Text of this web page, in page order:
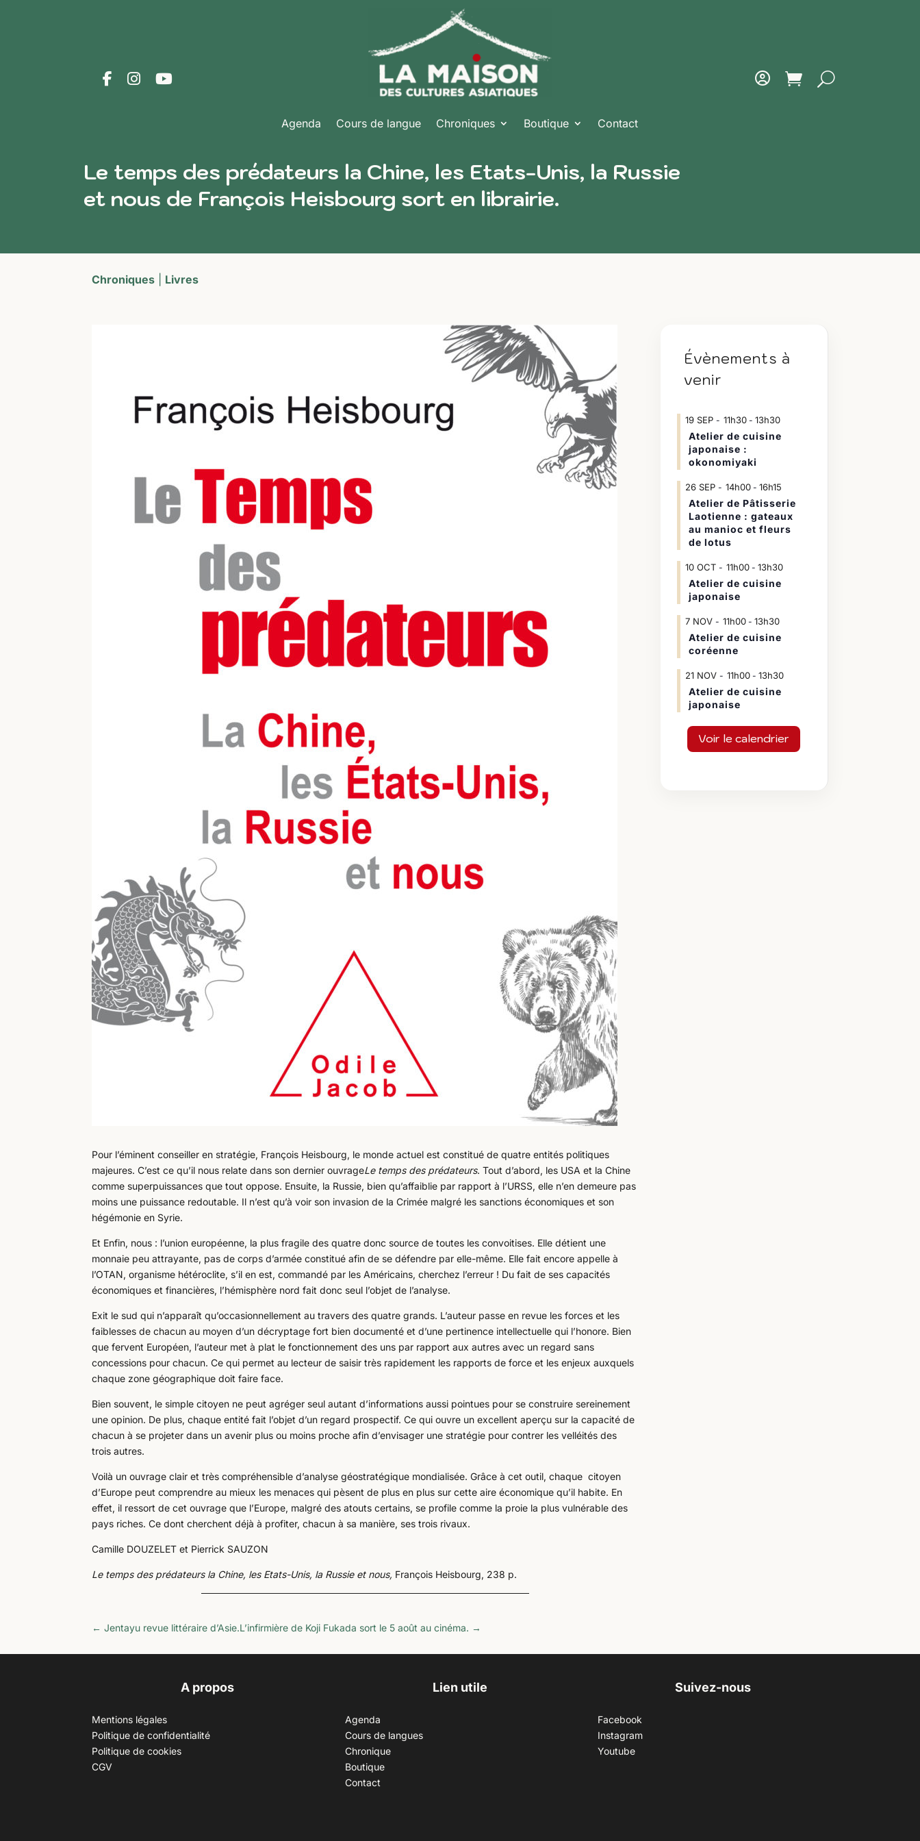
Agenda Cours de langue Chroniques Boutique Contact
Le temps des prédateurs la Chine, les Etats-Unis, la Russie
et nous de François Heisbourg sort en librairie.
Chroniques Livres
Pour l’éminent conseiller en stratégie, François Heisbourg, le monde actuel est constitué de quatre entités politiques
majeures. C’est ce qu’il nous relate dans son dernier ouvrageLe temps des prédateurs. Tout d’abord, les USA et la Chine
comme superpuissances que tout oppose. Ensuite, la Russie, bien qu’affaiblie par rapport à l’URSS, elle n’en demeure pas
moins une puissance redoutable. Il n’est qu’à voir son invasion de la Crimée malgré les sanctions économiques et son
hégémonie en Syrie.
Et Enfin, nous : l’union européenne, la plus fragile des quatre donc source de toutes les convoitises. Elle détient une
monnaie peu attrayante, pas de corps d’armée constitué afin de se défendre par elle-même. Elle fait encore appelle à
l’OTAN, organisme hétéroclite, s’il en est, commandé par les Américains, cherchez l’erreur ! Du fait de ses capacités
économiques et financières, l’hémisphère nord fait donc seul l’objet de l’analyse.
Exit le sud qui n’apparaît qu’occasionnellement au travers des quatre grands. L’auteur passe en revue les forces et les
faiblesses de chacun au moyen d’un décryptage fort bien documenté et d’une pertinence intellectuelle qui l’honore. Bien
que fervent Européen, l’auteur met à plat le fonctionnement des uns par rapport aux autres avec un regard sans
concessions pour chacun. Ce qui permet au lecteur de saisir très rapidement les rapports de force et les enjeux auxquels
chaque zone géographique doit faire face.
Bien souvent, le simple citoyen ne peut agréger seul autant d’informations aussi pointues pour se construire sereinement
une opinion. De plus, chaque entité fait l’objet d’un regard prospectif. Ce qui ouvre un excellent aperçu sur la capacité de
chacun à se projeter dans un avenir plus ou moins proche afin d’envisager une stratégie pour contrer les velléités des
trois autres.
Voilà un ouvrage clair et très compréhensible d’analyse géostratégique mondialisée. Grâce à cet outil, chaque citoyen
d’Europe peut comprendre au mieux les menaces qui pèsent de plus en plus sur cette aire économique qu’il habite. En
effet, il ressort de cet ouvrage que l’Europe, malgré des atouts certains, se profile comme la proie la plus vulnérable des
pays riches. Ce dont cherchent déjà à profiter, chacun à sa manière, ses trois rivaux.
Camille DOUZELET et Pierrick SAUZON
Le temps des prédateurs la Chine, les Etats-Unis, la Russie et nous, François Heisbourg, 238 p.
←Jentayu revue littéraire d’Asie.L’infirmière de Koji Fukada sort le 5 août au cinéma. →
Évènements à
venir
19 SEP 11h30- 13h30
Atelier de cuisine
japonaise :
okonomiyaki
26 SEP 14h00- 16h15
Atelier de Pâtisserie
Laotienne : gateaux
au manioc et fleurs
de lotus
10 OCT 11h00- 13h30
Atelier de cuisine
japonaise
7 NOV 11h00- 13h30
Atelier de cuisine
coréenne
21 NOV 11h00- 13h30
Atelier de cuisine
japonaise
Voir le calendrier
A propos
Mentions légales
Politique de confidentialité
Politique de cookies
CGV
Lien utile
Agenda
Cours de langues
Chronique
Boutique
Contact
Suivez-nous
Facebook
Instagram
Youtube